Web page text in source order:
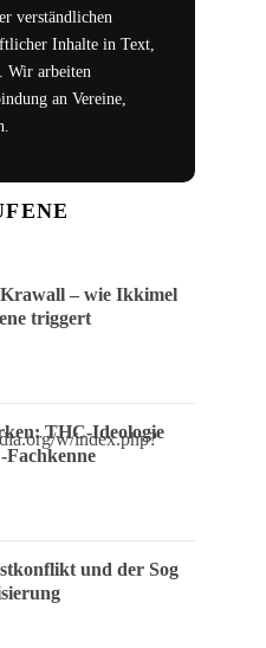
verständlichen
Inhalte in Text,
Wir arbeiten
an Vereine,
– wie Ikkimel
triggert
THC-Ideologie
Fachkenne
und der Sog